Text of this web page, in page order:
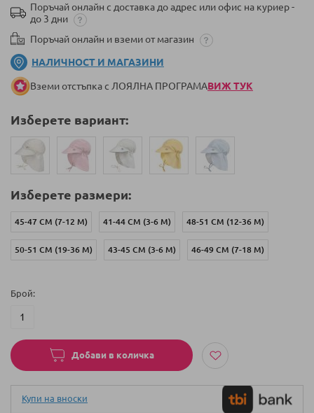
Поръчай онлайн с доставка до адрес или офис на куриер -
до 3 дни
Поръчай онлайн и вземи от магазин
НАЛИЧНОСТ И МАГАЗИНИ
Вземи отстъпка с ЛОЯЛНА ПРОГРАМАВИЖ ТУК
Изберете вариант:
Изберете размери:
45-47 СМ (7-12 М) 41-44 СМ (3-6 М) 48-51 СМ (12-36 М)
50-51 СМ (19-36 М) 43-45 СМ (3-6 М) 46-49 СМ (7-18 М)
Брой
Добави в количка
Купи на вноски